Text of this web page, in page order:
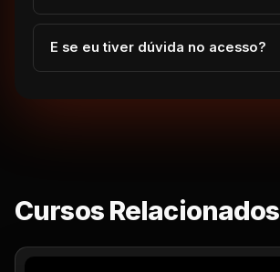
E se eu tiver dúvida no acesso?
Cursos Relacionados